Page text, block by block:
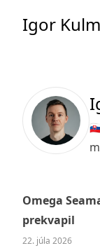
Igor
Omega
prekvapil
22. júla 2026